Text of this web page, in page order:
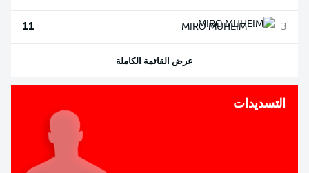
3
MIROMUHEIM
11
عرض القائمة الكاملة
التسديدات